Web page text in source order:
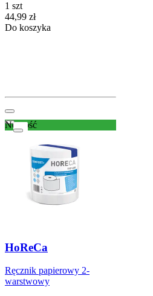
1 szt
Cena
44,99 zł
Do koszyka
Nowość
HoReCa
Ręcznik papierowy 2-
warstwowy